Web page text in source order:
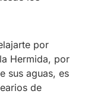
por
Hermida, por
sus aguas, es
de